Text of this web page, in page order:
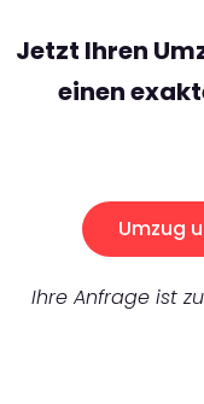
Jetzt Ihren
einen
Umzug
Ihre Anfrage ist